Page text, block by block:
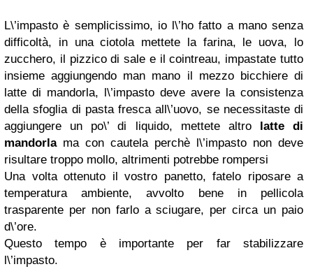
L\’impasto è semplicissimo, io l\’ho fatto a mano senza
difficoltà, in una ciotola mettete la farina, le uova, lo
zucchero, il pizzico di sale e il cointreau, impastate tutto
insieme aggiungendo man mano il mezzo bicchiere di
latte di mandorla, l\’impasto deve avere la consistenza
della sfoglia di pasta fresca all\’uovo, se necessitaste di
aggiungere un po\’ di liquido, mettete altro latte di
mandorlama con cautela perchè l\’impasto non deve
risultare troppo mollo, altrimenti potrebbe rompersi
Una volta ottenuto il vostro panetto, fatelo riposare a
temperatura ambiente, avvolto bene in pellicola
trasparente per non farlo a sciugare, per circa un paio
d\’ore.
Questo tempo è importante per far stabilizzare
l\’impasto.